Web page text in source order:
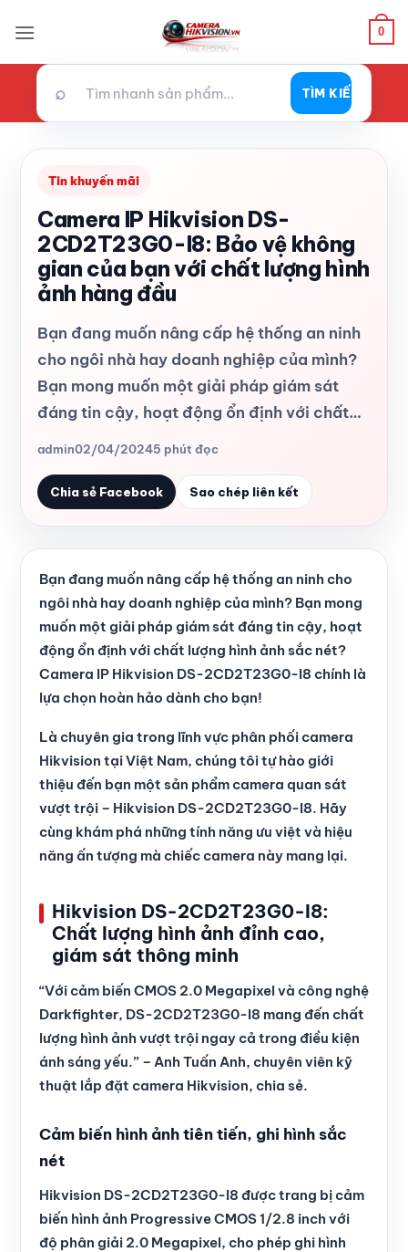
qua
0
⌕ TÌM KIẾM
Tin khuyến mãi
Camera IP Hikvision DS-
2CD2T23G0-I8: Bảo vệ không
gian của bạn với chất lượng hình
ảnh hàng đầu
Bạn đang muốn nâng cấp hệ thống an ninh
cho ngôi nhà hay doanh nghiệp của mình?
Bạn mong muốn một giải pháp giám sát
đáng tin cậy, hoạt động ổn định với chất…
admin02/04/20245 phút đọc
Chia sẻ Facebook Sao chép liên kết
Bạn đang muốn nâng cấp hệ thống an ninh cho
ngôi nhà hay doanh nghiệp của mình? Bạn mong
muốn một giải pháp giám sát đáng tin cậy, hoạt
động ổn định với chất lượng hình ảnh sắc nét?
Camera IP Hikvision DS-2CD2T23G0-I8 chính là
lựa chọn hoàn hảo dành cho bạn!
Là chuyên gia trong lĩnh vực phân phối camera
Hikvision tại Việt Nam, chúng tôi tự hào giới
thiệu đến bạn một sản phẩm camera quan sát
vượt trội – Hikvision DS-2CD2T23G0-I8. Hãy
cùng khám phá những tính năng ưu việt và hiệu
năng ấn tượng mà chiếc camera này mang lại.
Hikvision DS-2CD2T23G0-I8:
Chất lượng hình ảnh đỉnh cao,
giám sát thông minh
“Với cảm biến CMOS 2.0 Megapixel và công nghệ
Darkfighter, DS-2CD2T23G0-I8 mang đến chất
lượng hình ảnh vượt trội ngay cả trong điều kiện
ánh sáng yếu.” – Anh Tuấn Anh, chuyên viên kỹ
thuật lắp đặt camera Hikvision, chia sẻ.
Cảm biến hình ảnh tiên tiến, ghi hình sắc
nét
Hikvision DS-2CD2T23G0-I8 được trang bị cảm
biến hình ảnh Progressive CMOS 1/2.8 inch với
độ phân giải 2.0 Megapixel, cho phép ghi hình